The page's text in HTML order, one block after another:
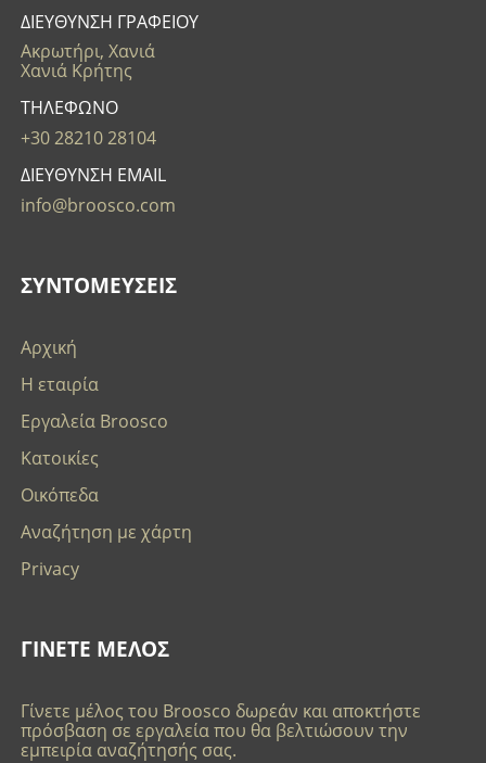
ΔΙΕΥΘΥΝΣΗ ΓΡΑΦΕΙΟΥ
Ακρωτήρι, Χανιά
Χανιά Κρήτης
ΤΗΛΕΦΩΝΟ
+30 28210 28104
ΔΙΕΥΘΥΝΣΗ EMAIL
info@broosco.com
ΣΥΝΤΟΜΕΥΣΕΙΣ
Αρχική
Η εταιρία
Εργαλεία Broosco
Κατοικίες
Οικόπεδα
Αναζήτηση με χάρτη
Privacy
ΓΙΝΕΤΕ ΜΕΛΟΣ
Γίνετε μέλος του Broosco δωρεάν και αποκτήστε
πρόσβαση σε εργαλεία που θα βελτιώσουν την
εμπειρία αναζήτησής σας.